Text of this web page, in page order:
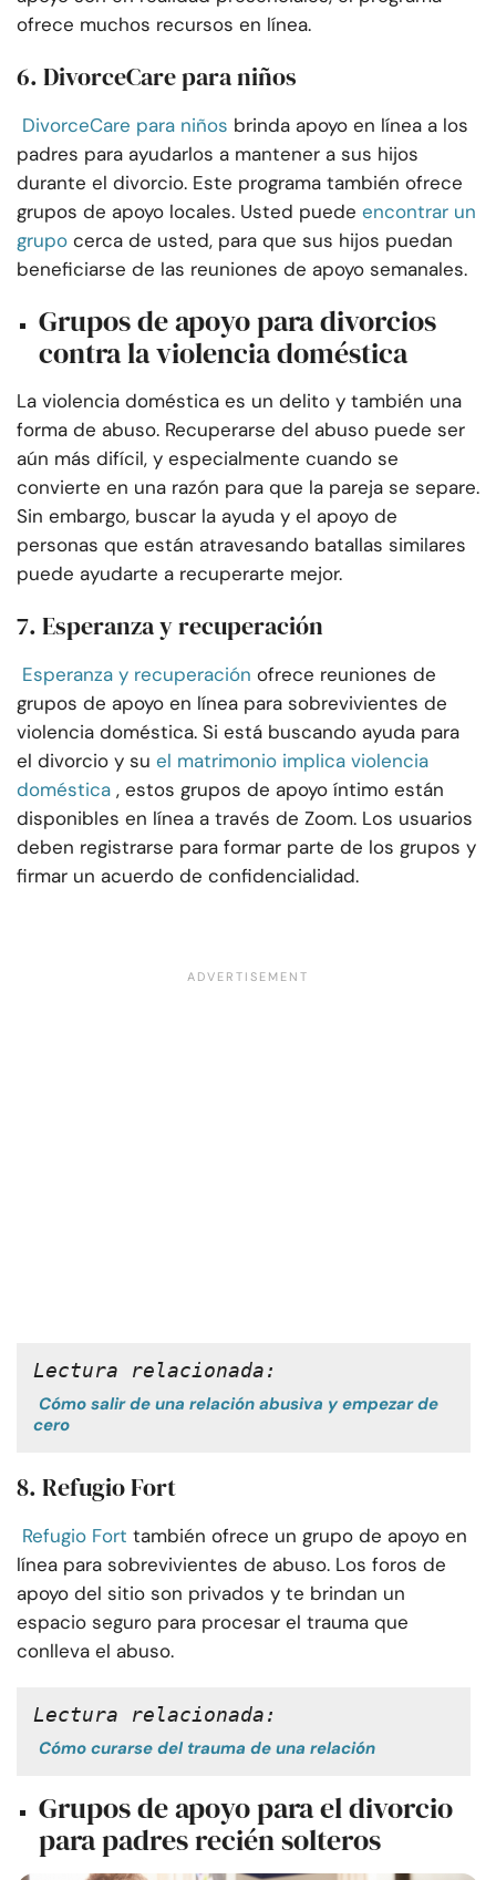
ofrece muchos recursos en línea.
6. DivorceCare para niños
DivorceCare para niños brinda apoyo en línea a los
padres para ayudarlos a mantener a sus hijos
durante el divorcio. Este programa también ofrece
grupos de apoyo locales. Usted puede encontrar un
grupo cerca de usted, para que sus hijos puedan
beneficiarse de las reuniones de apoyo semanales.
Grupos de apoyo para divorcios
contra la violencia doméstica
La violencia doméstica es un delito y también una
forma de abuso. Recuperarse del abuso puede ser
aún más difícil, y especialmente cuando se
convierte en una razón para que la pareja se separe.
Sin embargo, buscar la ayuda y el apoyo de
personas que están atravesando batallas similares
puede ayudarte a recuperarte mejor.
7. Esperanza y recuperación
Esperanza y recuperación ofrece reuniones de
grupos de apoyo en línea para sobrevivientes de
violencia doméstica. Si está buscando ayuda para
el divorcio y su el matrimonio implica violencia
doméstica , estos grupos de apoyo íntimo están
disponibles en línea a través de Zoom. Los usuarios
deben registrarse para formar parte de los grupos y
firmar un acuerdo de confidencialidad.
Lectura relacionada:
Cómo salir de una relación abusiva y empezar de
cero
8. Refugio Fort
Refugio Fort también ofrece un grupo de apoyo en
línea para sobrevivientes de abuso. Los foros de
apoyo del sitio son privados y te brindan un
espacio seguro para procesar el trauma que
conlleva el abuso.
Lectura relacionada:
Cómo curarse del trauma de una relación
Grupos de apoyo para el divorcio
para padres recién solteros